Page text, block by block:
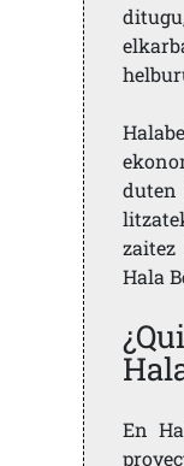
duten
Hala
En